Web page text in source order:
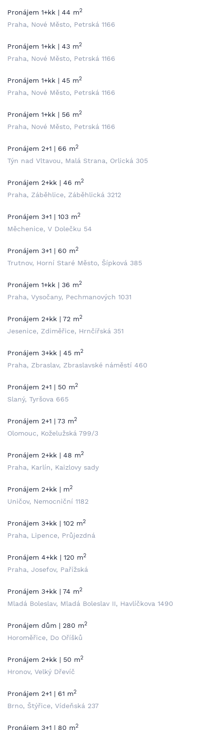
Pronájem 1+kk | 44 m2
Praha, Nové Město, Petrská 1166
Pronájem 1+kk | 43 m2
Praha, Nové Město, Petrská 1166
Pronájem 1+kk | 45 m2
Praha, Nové Město, Petrská 1166
Pronájem 1+kk | 56 m2
Praha, Nové Město, Petrská 1166
Pronájem 2+1 | 66 m2
Týn nad Vltavou, Malá Strana, Orlická 305
Pronájem 2+kk | 46 m2
Praha, Záběhlice, Záběhlická 3212
Pronájem 3+1 | 103 m2
Měchenice, V Dolečku 54
Pronájem 3+1 | 60 m2
Trutnov, Horní Staré Město, Šípková 385
Pronájem 1+kk | 36 m2
Praha, Vysočany, Pechmanových 1031
Pronájem 2+kk | 72 m2
Jesenice, Zdiměřice, Hrnčířská 351
Pronájem 3+kk | 45 m2
Praha, Zbraslav, Zbraslavské náměstí 460
Pronájem 2+1 | 50 m2
Slaný, Tyršova 665
Pronájem 2+1 | 73 m2
Olomouc, Koželužská 799/3
Pronájem 2+kk | 48 m2
Praha, Karlín, Kaizlovy sady
Pronájem 2+kk | m2
Uničov, Nemocniční 1182
Pronájem 3+kk | 102 m2
Praha, Lipence, Průjezdná
Pronájem 4+kk | 120 m2
Praha, Josefov, Pařížská
Pronájem 3+kk | 74 m2
Mladá Boleslav, Mladá Boleslav II, Havlíčkova 1490
Pronájem dům | 280 m2
Horoměřice, Do Oříšků
Pronájem 2+kk | 50 m2
Hronov, Velký Dřevíč
Pronájem 2+1 | 61 m2
Brno, Štýřice, Vídeňská 237
Pronájem 3+1 | 80 m2